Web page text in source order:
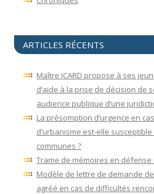
ARTICLES RÉCENTS
Maître ICARD propose à ses
d’aide à la prise de décision de
audience publique d’une
La présomption d’urgence en
d’urbanisme est-elle
communes ?
Trame de mémoires en défense
Modèle de lettre de demande
agréé en cas de difficultés